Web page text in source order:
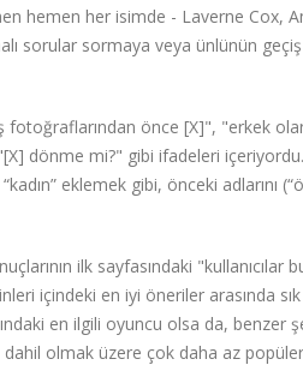
hemen her isimde - Laverne
sorular sormaya veya ünlünün
fotoğraflarından önce [X]", "erkek
dönme mi?" gibi ifadeleri
eklemek gibi, önceki adlarını
ilk sayfasındaki
içindeki en iyi öneriler arasında sık
en ilgili oyuncu olsa da,
olmak üzere çok daha az